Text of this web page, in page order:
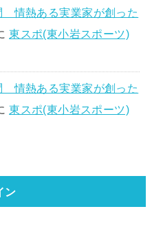
情熱ある実業家が創った
東スポ(東小岩スポーツ)
情熱ある実業家が創った
東スポ(東小岩スポーツ)
ン